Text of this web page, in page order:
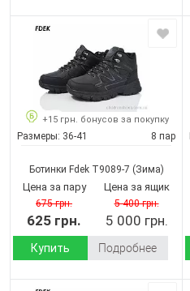
+15 грн. бонусов за покупку
Размеры: 36-41 8 пар
Ботинки Fdek T9089-7 (Зима)
Цена за пару
675 грн.
625 грн.
Цена за ящик
5 400 грн.
5 000 грн.
Купить Подробнее